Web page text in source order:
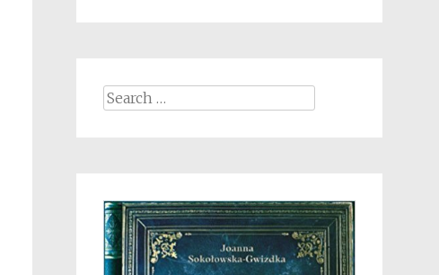
Search